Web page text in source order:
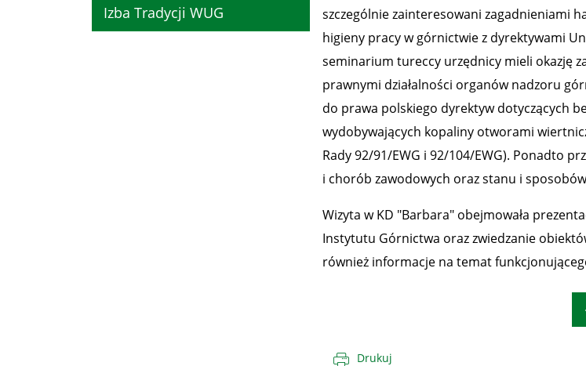
szczególnie zainteresowani zagadnieniami
higieny pracy w górnictwie z dyrektywami
seminarium tureccy urzędnicy mieli okazję
prawnymi działalności organów nadzoru
do prawa polskiego dyrektyw dotyczących
wydobywających kopaliny otworami
Rady 92/91/EWG i 92/104/EWG). Ponadto
i chorób zawodowych oraz stanu i
Wizyta w KD "Barbara" obejmowała
Instytutu Górnictwa oraz zwiedzanie
również informacje na temat
Drukuj
Izba Tradycji WUG